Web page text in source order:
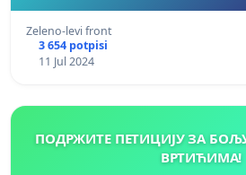
Zeleno-levi front
3 654 potpisi
11 Jul 2024
ПОДРЖИТЕ ПЕТИЦИЈУ ЗА
ВРТИЋИМА!